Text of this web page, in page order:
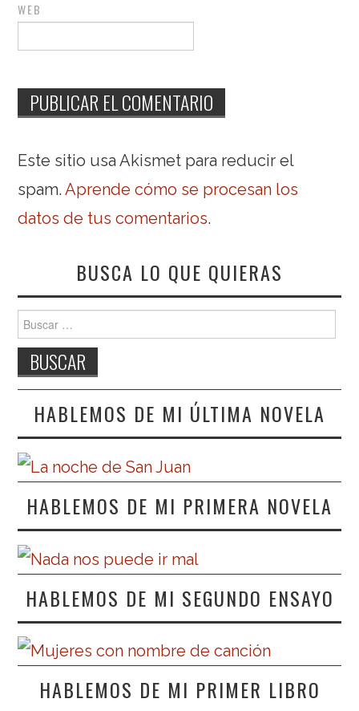
WEB
Este sitio usa Akismet para reducir el
spam.Aprende cómo se procesan los
datos de tus comentarios.
BUSCA LO QUE QUIERAS
Buscar:
HABLEMOS DE MI ÚLTIMA NOVELA
HABLEMOS DE MI PRIMERA NOVELA
HABLEMOS DE MI SEGUNDO ENSAYO
HABLEMOS DE MI PRIMER LIBRO